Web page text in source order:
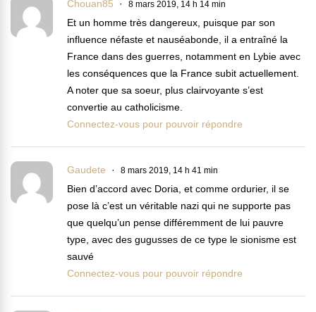
Chouan85 8 mars 2019, 14 h 14 min
Et un homme très dangereux, puisque par son
influence néfaste et nauséabonde, il a entraîné la
France dans des guerres, notamment en Lybie avec
les conséquences que la France subit actuellement.
A noter que sa soeur, plus clairvoyante s’est
convertie au catholicisme.
Connectez-vous pour pouvoir répondre
Gaudete 8 mars 2019, 14 h 41 min
Bien d’accord avec Doria, et comme ordurier, il se
pose là c’est un véritable nazi qui ne supporte pas
que quelqu’un pense différemment de lui pauvre
type, avec des gugusses de ce type le sionisme est
sauvé
Connectez-vous pour pouvoir répondre